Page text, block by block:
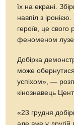
їх на екрані.
навпіл з
героїв, це свого
феноменом
Добірка
може
успіхом», —
кінознавець
«23 грудня